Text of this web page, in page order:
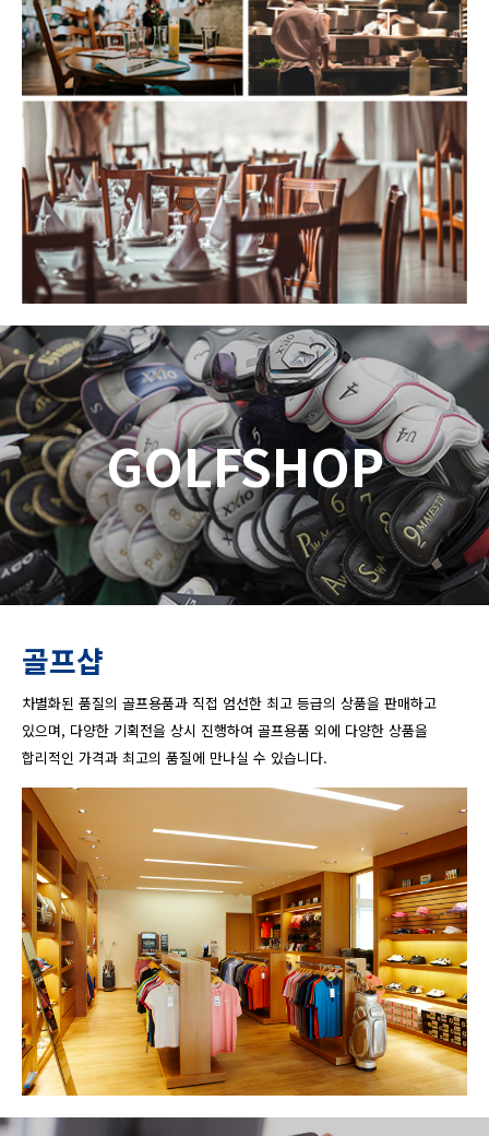
GOLFSHOP
골프샵
차별화된 품질의 골프용품과 직접 엄선한 최고 등급의 상품을 판매하고
있으며, 다양한 기획전을 상시 진행하여 골프용품 외에 다양한 상품을
합리적인 가격과 최고의 품질에 만나실 수 있습니다.